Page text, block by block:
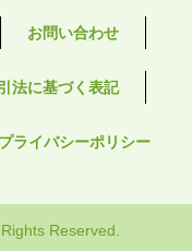
お問い合わせ
法に基づく表記
プライバシーポリシー
Reserved.